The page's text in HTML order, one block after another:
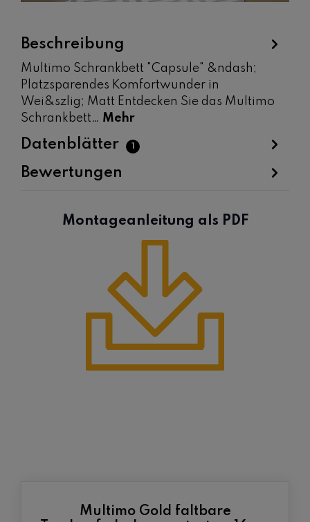
Beschreibung
Multimo Schrankbett "Capsule" &ndash;
Platzsparendes Komfortwunder in
Wei&szlig; Matt Entdecken Sie das Multimo
Schrankbett… Mehr
Datenblätter 1
Bewertungen
Montageanleitung als PDF
Multimo Gold faltbare